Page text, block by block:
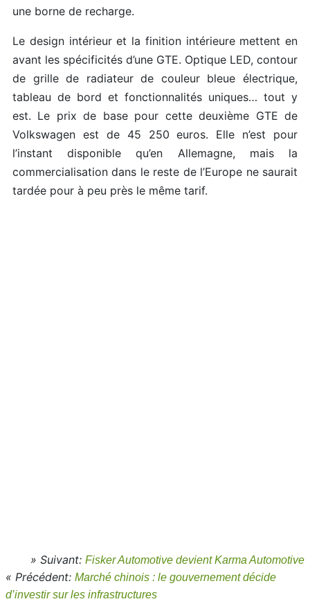
une borne de recharge.
Le design intérieur et la finition intérieure mettent en
avant les spécificités d’une GTE. Optique LED, contour
de grille de radiateur de couleur bleue électrique,
tableau de bord et fonctionnalités uniques… tout y
est. Le prix de base pour cette deuxième GTE de
Volkswagen est de 45 250 euros. Elle n’est pour
l’instant disponible qu’en Allemagne, mais la
commercialisation dans le reste de l’Europe ne saurait
tardée pour à peu près le même tarif.
» Suivant: Fisker Automotive devient Karma Automotive
« Précédent: Marché chinois : le gouvernement décide
d’investir sur les infrastructures